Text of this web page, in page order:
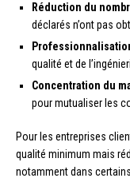
Réduction du
déclarés n’ont pas
qualité et de
Concentration du
pour mutualiser les
Pour les entreprises
qualité minimum mais
notamment dans